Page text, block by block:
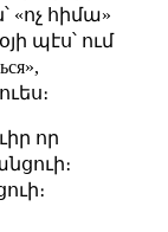
«ոչ հիմա»
պէս՝ ում
որ